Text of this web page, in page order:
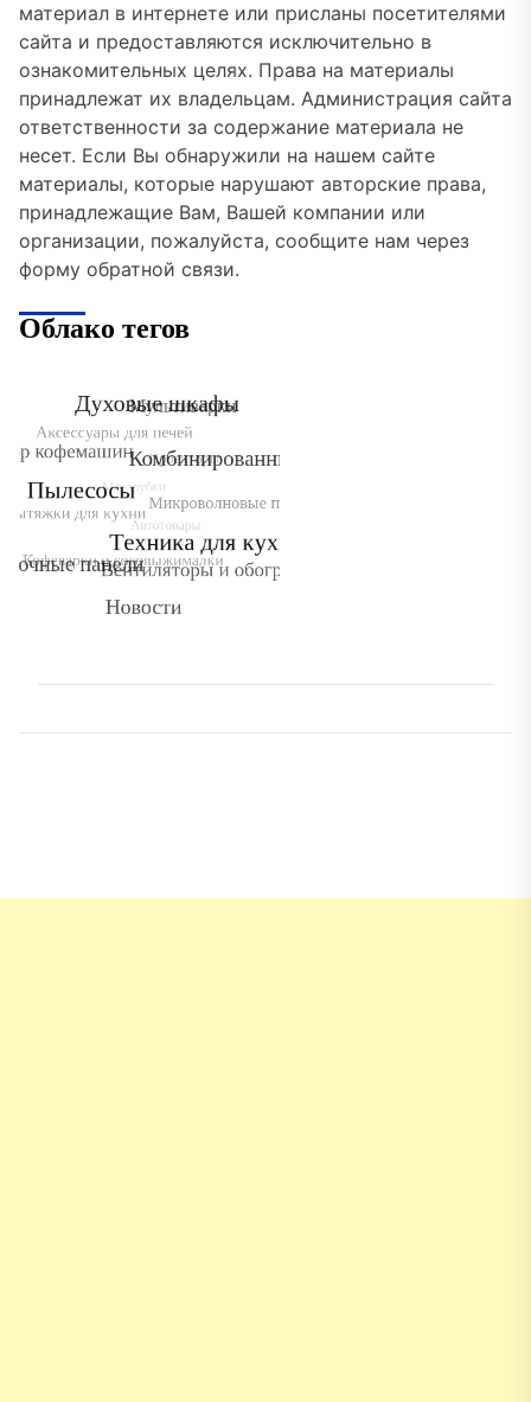
материал в интернете или присланы посетителями
сайта и предоставляются исключительно в
ознакомительных целях. Права на материалы
принадлежат их владельцам. Администрация сайта
ответственности за содержание материала не
несет. Если Вы обнаружили на нашем сайте
материалы, которые нарушают авторские права,
принадлежащие Вам, Вашей компании или
организации, пожалуйста, сообщите нам через
форму обратной связи.
Облако тегов